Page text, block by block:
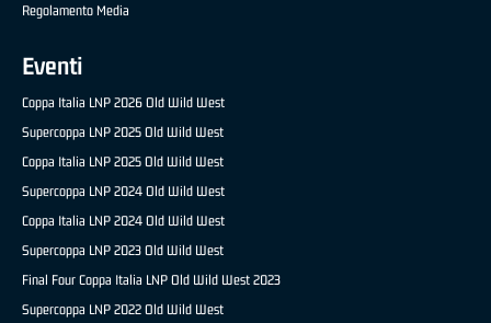
Regolamento Media
Eventi
Coppa Italia LNP 2026 Old Wild West
Supercoppa LNP 2025 Old Wild West
Coppa Italia LNP 2025 Old Wild West
Supercoppa LNP 2024 Old Wild West
Coppa Italia LNP 2024 Old Wild West
Supercoppa LNP 2023 Old Wild West
Final Four Coppa Italia LNP Old Wild West 2023
Supercoppa LNP 2022 Old Wild West